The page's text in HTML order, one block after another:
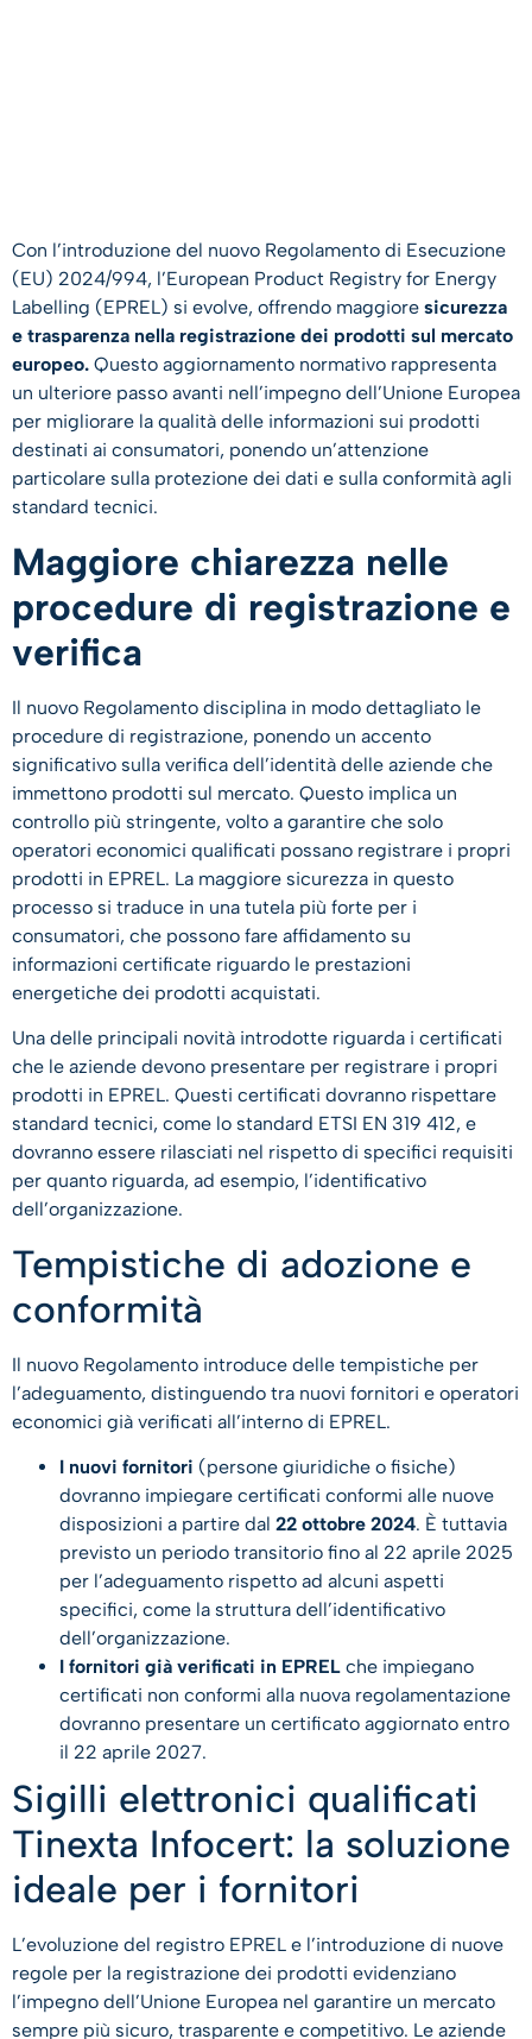
Con l’introduzione del nuovo Regolamento di Esecuzione
(EU) 2024/994, l’European Product Registry for Energy
Labelling (EPREL) si evolve, offrendo maggiore sicurezza
e trasparenza nella registrazione dei prodotti sul mercato
europeo. Questo aggiornamento normativo rappresenta
un ulteriore passo avanti nell’impegno dell’Unione Europea
per migliorare la qualità delle informazioni sui prodotti
destinati ai consumatori, ponendo un’attenzione
particolare sulla protezione dei dati e sulla conformità agli
standard tecnici.
Maggiore chiarezza nelle
procedure di registrazione e
verifica
Il nuovo Regolamento disciplina in modo dettagliato le
procedure di registrazione, ponendo un accento
significativo sulla verifica dell’identità delle aziende che
immettono prodotti sul mercato. Questo implica un
controllo più stringente, volto a garantire che solo
operatori economici qualificati possano registrare i propri
prodotti in EPREL. La maggiore sicurezza in questo
processo si traduce in una tutela più forte per i
consumatori, che possono fare affidamento su
informazioni certificate riguardo le prestazioni
energetiche dei prodotti acquistati.
Una delle principali novità introdotte riguarda i certificati
che le aziende devono presentare per registrare i propri
prodotti in EPREL. Questi certificati dovranno rispettare
standard tecnici, come lo standard ETSI EN 319 412, e
dovranno essere rilasciati nel rispetto di specifici requisiti
per quanto riguarda, ad esempio, l’identificativo
dell’organizzazione.
Tempistiche di adozione e
conformità
Il nuovo Regolamento introduce delle tempistiche per
l’adeguamento, distinguendo tra nuovi fornitori e operatori
economici già verificati all’interno di EPREL.
I nuovi fornitori (persone giuridiche o fisiche)
dovranno impiegare certificati conformi alle nuove
disposizioni a partire dal 22 ottobre 2024. È tuttavia
previsto un periodo transitorio fino al 22 aprile 2025
per l’adeguamento rispetto ad alcuni aspetti
specifici, come la struttura dell’identificativo
dell’organizzazione.
I fornitori già verificati in EPREL che impiegano
certificati non conformi alla nuova regolamentazione
dovranno presentare un certificato aggiornato entro
il 22 aprile 2027.
Sigilli elettronici qualificati
Tinexta Infocert: la soluzione
ideale per i fornitori
L’evoluzione del registro EPREL e l’introduzione di nuove
regole per la registrazione dei prodotti evidenziano
l’impegno dell’Unione Europea nel garantire un mercato
sempre più sicuro, trasparente e competitivo. Le aziende